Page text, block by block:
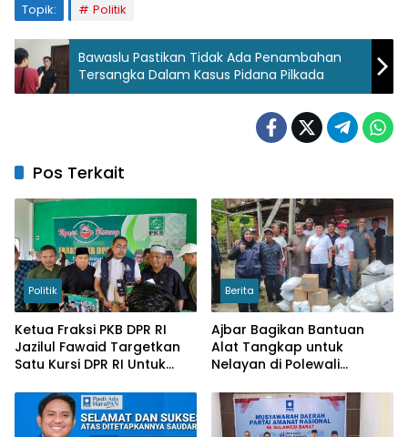
Topik: Politik
Bawaslu Pastikan Tidak Ada Penambahan
Tersangka Dalam Kasus Pidana Pilkada
Pos Terkait
Politik
Ketua Fraksi PKB DPR RI
Jazilul Fawaid Targetkan
Satu Kursi DPR RI Untuk
Berita
Ajbar Bagikan Bantuan
Alat Tangkap untuk
Nelayan di Polewali